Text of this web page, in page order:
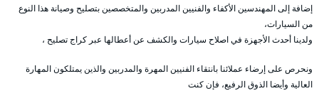
إضافة إلى المهندسين الأكفاء والفنيين المدربين والمتخصصين بتصليح وصيانة هذا النوع
من السيارات،
ولدينا أحدث الأجهزة في اصلاح سيارات والكشف عن أعطالها عبر كراج تصليح ،
ونحرص على إرضاء عملائنا بانتقاء الفنيين المهرة والمدربين والذين يمتلكون المهارة
العالية وأيضا الذوق الرفيع، فإن كنت